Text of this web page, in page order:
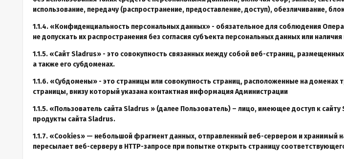
использование, передачу (распространение, предоставление, доступ), обезличивание,
1.1.4. «Конфиденциальность персональных данных» - обязательное для соблюдения
не допускать их распространения без согласия субъекта персональных данных или
1.1.5. «СайтSladrus» - это совокупность связанных между собой веб-страниц,
а также его субдоменах.
1.1.6. «Субдомены» - это страницы или совокупность страниц, расположенные на
страницы, внизу который указана контактная информация Администрации
1.1.5. «Пользователь сайтаSladrus » (далее Пользователь) – лицо, имеющее доступ к сайту
продукты сайтаSladrus.
1.1.7. «Cookies» — небольшой фрагмент данных, отправленный веб-сервером и
пересылает веб-серверу в HTTP-запросе при попытке открыть страницу